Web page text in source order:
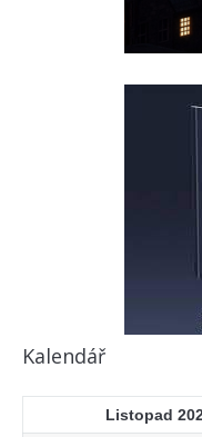
Kalendář
Listopad